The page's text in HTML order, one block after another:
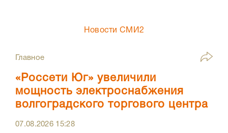
Новости СМИ2
Главное
«Россети Юг» увеличили
мощность электроснабжения
волгоградского торгового центра
07.08.2026 15:28